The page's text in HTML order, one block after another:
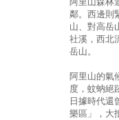
鄰。西邊則
山、對高岳
社溪，西北
岳山。
阿里山的氣
度，蚊蚋絕
日據時代還
樂區」，大